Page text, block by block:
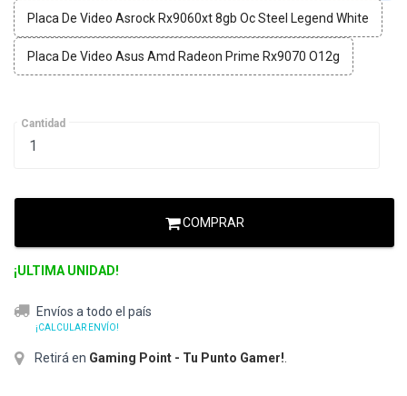
Placa De Video Asrock Rx9060xt 8gb Oc Steel Legend White
Placa De Video Asus Amd Radeon Prime Rx9070 O12g
Cantidad
COMPRAR
¡ULTIMA UNIDAD!
Envíos a todo el país
¡CALCULAR ENVÍO!
Retirá en Gaming Point - Tu Punto Gamer!